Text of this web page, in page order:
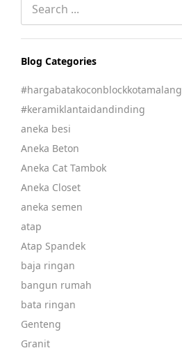
Blog Categories
#hargabatakoconblockkotamalang
#keramiklantaidandinding
aneka besi
Aneka Beton
Aneka Cat Tambok
Aneka Closet
aneka semen
atap
Atap Spandek
baja ringan
bangun rumah
bata ringan
Genteng
Granit